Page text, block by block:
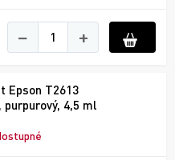
− +
Epson T2613
purpurový, 4,5 ml